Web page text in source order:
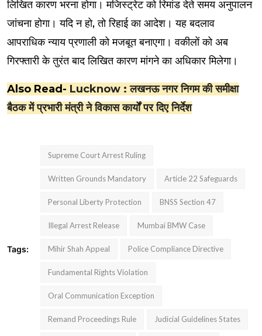
लिखित कारण भरना होगा। मजिस्ट्रेट को रिमांड देते समय अनुपालन
जांचना होगा। यदि न हो, तो रिहाई का आदेश। यह बदलाव
आपराधिक न्याय प्रणाली को मजबूत बनाएगा। वकीलों को अब
गिरफ्तारी के तुरंत बाद लिखित कारण मांगने का अधिकार मिलेगा।
Also Read- Lucknow : लखनऊ नगर निगम की समीक्षा
बैठक में प्रभारी मंत्री ने विकास कार्यों पर दिए निर्देश
Tags:
Supreme Court Arrest Ruling
Written Grounds Mandatory Article 22 Safeguards
Personal Liberty Protection BNSS Section 47
Illegal Arrest Release Mumbai BMW Case
Mihir Shah Appeal Police Compliance Directive
Fundamental Rights Violation
Oral Communication Exception
Remand Proceedings Rule Judicial Guidelines States